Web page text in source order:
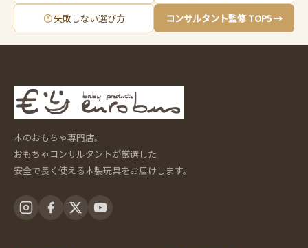
失敗しない選び方 コンサルタント監修 TOP5 →
木のおもちゃ専門店。
おもちゃコンサルタントが厳選した
安全で長く使える木製玩具をお届けします。